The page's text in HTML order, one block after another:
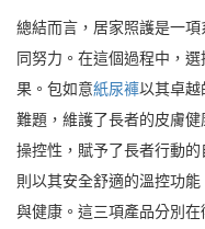
總結而言，居家照護是一
同努力。在這個過程中，
果。包如意紙尿褲以其卓越
難題，維護了長者的皮膚健
操控性，賦予了長者行動
則以其安全舒適的溫控功
與健康。這三項產品分別